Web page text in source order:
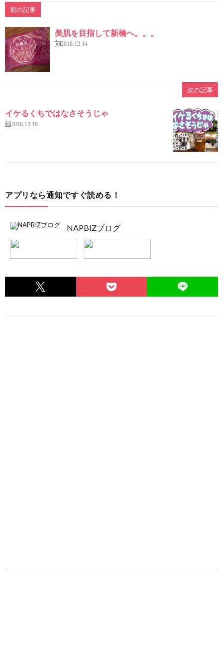
前の記事
美肌を目指して新橋へ。。。
2018.12.14
次の記事
イケるくちではなさそうじゃ
2018.12.16
アプリなら通知ですぐ読める！
NAPBIZブログ